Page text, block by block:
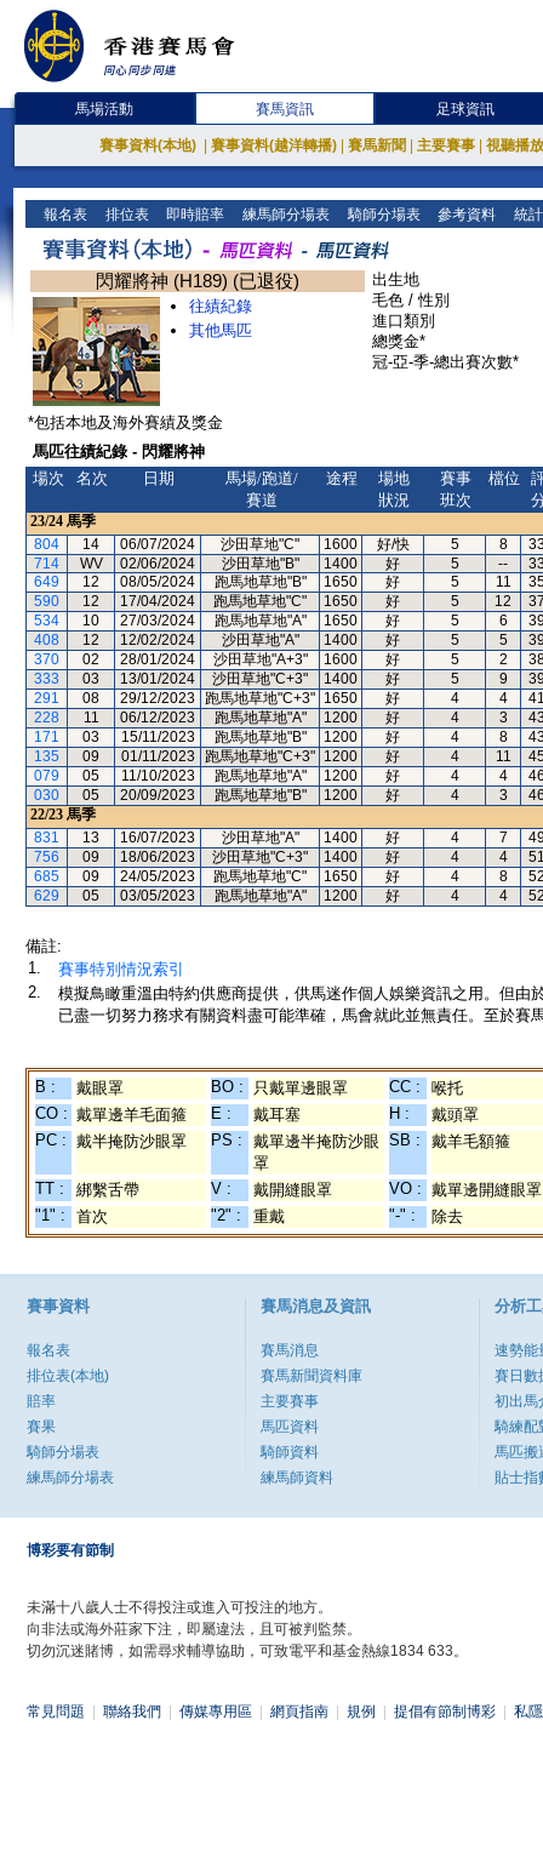
馬場活動 賽馬資訊 足球資訊
賽事資料(本地) 賽事資料(越洋轉播) 賽馬新聞 主要賽事 視聽播
報名表 排位表 即時賠率 練馬師分場表 騎師分場表 參考資料 統
閃耀將神 (H189) (已退役)
往績紀錄
其他馬匹
出生地
毛色 / 性別
進口類別
總獎金*
冠-亞-季-總出賽次數*
*包括本地及海外賽績及獎金
馬匹往績紀錄 - 閃耀將神
場次
名次 日期
馬場/跑道/
賽道
途程
場地
狀況
賽事
班次
檔位
23/24 馬季
804
14 06/07/2024 沙田草地"C" 1600 好/快 5 8
714
WV 02/06/2024 沙田草地"B" 1400 好 5 --
649
12 08/05/2024 跑馬地草地"B" 1650 好 5 11
590
12 17/04/2024 跑馬地草地"C" 1650 好 5 12
534
10 27/03/2024 跑馬地草地"A" 1650 好 5 6
408
12 12/02/2024 沙田草地"A" 1400 好 5 5
370
02 28/01/2024 沙田草地"A+3" 1600 好 5 2
333
03 13/01/2024 沙田草地"C+3" 1400 好 5 9
291
08 29/12/2023 跑馬地草地"C+3" 1650 好 4 4
228
11 06/12/2023 跑馬地草地"A" 1200 好 4 3
171
03 15/11/2023 跑馬地草地"B" 1200 好 4 8
135
09 01/11/2023 跑馬地草地"C+3" 1200 好 4 11
079
05 11/10/2023 跑馬地草地"A" 1200 好 4 4
030
05 20/09/2023 跑馬地草地"B" 1200 好 4 3
22/23 馬季
831
13 16/07/2023 沙田草地"A" 1400 好 4 7
756
09 18/06/2023 沙田草地"C+3" 1400 好 4 4
685
09 24/05/2023 跑馬地草地"C" 1650 好 4 8
629
05 03/05/2023 跑馬地草地"A" 1200 好 4 4
備註:
1.
賽事特別情況索引
2.
模擬鳥瞰重溫由特約供應商提供，供馬迷作個人娛樂資訊之用。但
已盡一切努力務求有關資料盡可能準確，馬會就此並無責任。至於賽
B : 戴眼罩 BO : 只戴單邊眼罩 CC :
喉托
CO : 戴單邊羊毛面箍 E : 戴耳塞 H :
戴頭罩
PC : 戴半掩防沙眼罩 PS :
戴單邊半掩防沙眼
罩
SB : 戴羊毛額箍
TT : 綁繫舌帶 V : 戴開縫眼罩 VO : 戴單邊開縫眼罩
"1" :
首次 "2" : 重戴 "-" : 除去
賽事資料
報名表
排位表(本地)
賠率
賽果
騎師分場表
練馬師分場表
賽馬消息及資訊
賽馬消息
賽馬新聞資料庫
主要賽事
馬匹資料
騎師資料
練馬師資料
分析
速勢能
賽日數
初出馬
騎練配
馬匹搬
貼士指
博彩要有節制
未滿十八歲人士不得投注或進入可投注的地方。
向非法或海外莊家下注，即屬違法，且可被判監禁。
切勿沉迷賭博，如需尋求輔導協助，可致電平和基金熱線1834 633。
常見問題 聯絡我們 傳媒專用區 網頁指南 規例 提倡有節制博彩 私